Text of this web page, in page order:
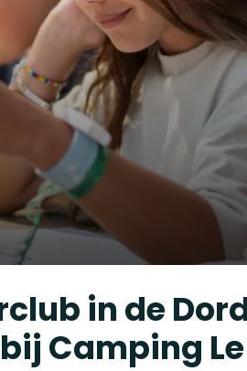
in de
Camping